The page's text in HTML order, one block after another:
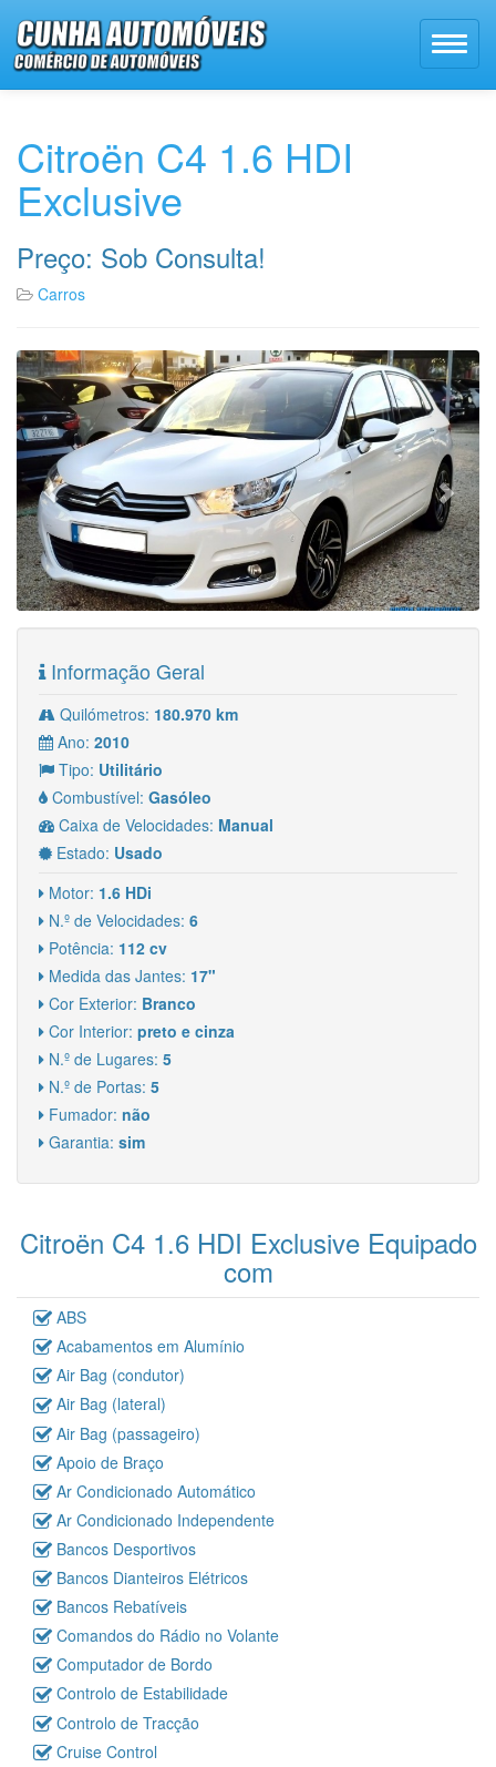
Citroën C4 1.6 HDI
Exclusive
Preço: Sob Consulta!
Carros
Informação Geral
Quilómetros: 180.970 km
Ano: 2010
Tipo: Utilitário
Combustível: Gasóleo
Caixa de Velocidades: Manual
Estado: Usado
Motor: 1.6 HDi
N.º de Velocidades: 6
Potência: 112 cv
Medida das Jantes: 17"
Cor Exterior: Branco
Cor Interior: preto e cinza
N.º de Lugares: 5
N.º de Portas: 5
Fumador: não
Garantia: sim
Citroën C4 1.6 HDI Exclusive Equipado
com
ABS
Acabamentos em Alumínio
Air Bag (condutor)
Air Bag (lateral)
Air Bag (passageiro)
Apoio de Braço
Ar Condicionado Automático
Ar Condicionado Independente
Bancos Desportivos
Bancos Dianteiros Elétricos
Bancos Rebatíveis
Comandos do Rádio no Volante
Computador de Bordo
Controlo de Estabilidade
Controlo de Tracção
Cruise Control